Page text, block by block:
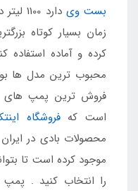
بست وی
دارد
زمان بسیار کوتاه
کرده و آماده
محبوب ترین مدل ها
فروش ترین پمپ
است کهفروشگاه
محصولات بادی در
موجود کرده است تا